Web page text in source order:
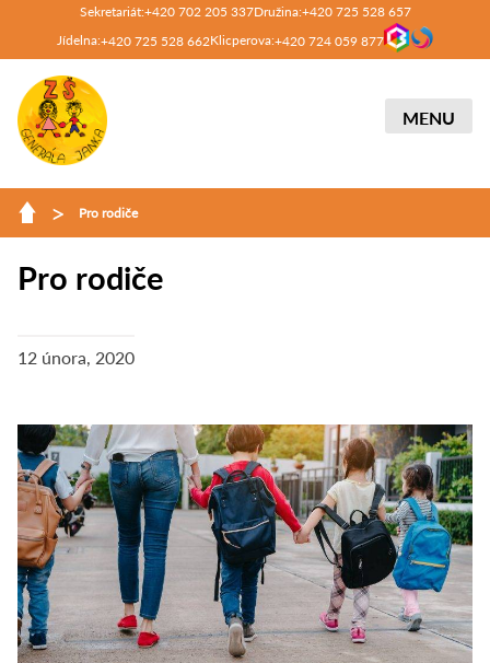
Sekretariát:+420 702 205 337Družina:+420 725 528 657
Jídelna:+420 725 528 662Klicperova:+420 724 059 877
MENU
> Pro rodiče
Pro rodiče
12 února, 2020